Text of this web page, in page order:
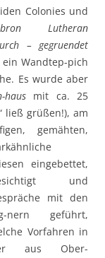
Colonies und
Lutheran
– gegruendet
Wandtep-pich
Es wurde aber
haus mit ca. 25
ließ grüßen!), am
gemähten,
eingebettet,
und
mit den
nern geführt,
Vorfahren in
aus Ober-